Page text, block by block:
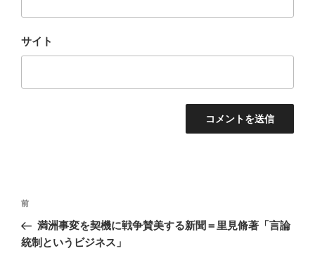
サイト
投
ナ
前
の
投
前
満洲事変を契機に戦争賛美する新聞＝里見脩著「言論
統制というビジネス」